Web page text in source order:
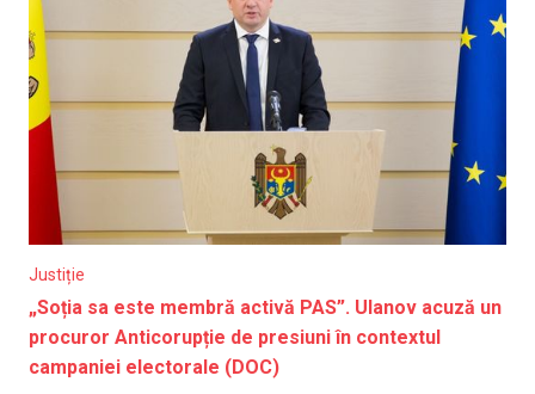
Justiție
„Soția sa este membră activă PAS”. Ulanov acuză un
procuror Anticorupție de presiuni în contextul
campaniei electorale (DOC)